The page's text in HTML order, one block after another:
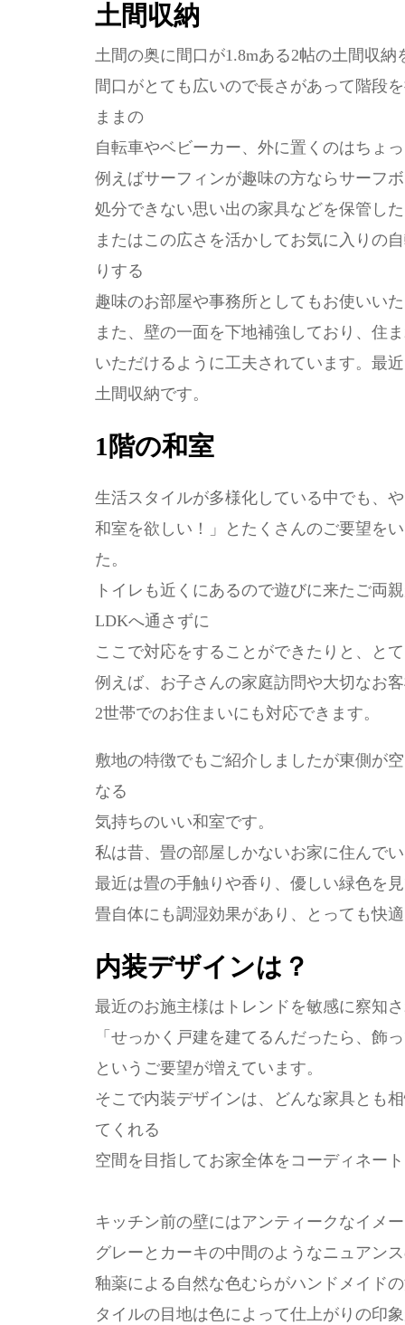
土間収納
土間の奥に間口が1.8mある2帖の土間収納
間口がとても広いので長さがあって階段
ままの
自転車やベビーカー、外に置くのはちょ
例えばサーフィンが趣味の方ならサーフ
処分できない思い出の家具などを保管し
またはこの広さを活かしてお気に入りの
りする
趣味のお部屋や事務所としてもお使いい
また、壁の一面を下地補強しており、住
いただけるように工夫されています。最
土間収納です。
1階の和室
生活スタイルが多様化している中でも、
和室を欲しい！」とたくさんのご要望を
た。
トイレも近くにあるので遊びに来たご両
LDKへ通さずに
ここで対応をすることができたりと、と
例えば、お子さんの家庭訪問や大切なお
2世帯でのお住まいにも対応できます。
敷地の特徴でもご紹介しましたが東側が
なる
気持ちのいい和室です。
私は昔、畳の部屋しかないお家に住んで
最近は畳の手触りや香り、優しい緑色を
畳自体にも調湿効果があり、とっても快
内装デザインは？
最近のお施主様はトレンドを敏感に察知
「せっかく戸建を建てるんだったら、飾
というご要望が増えています。
そこで内装デザインは、どんな家具とも
てくれる
空間を目指してお家全体をコーディネー
キッチン前の壁にはアンティークなイメ
グレーとカーキの中間のようなニュアン
釉薬による自然な色むらがハンドメイド
タイルの目地は色によって仕上がりの印